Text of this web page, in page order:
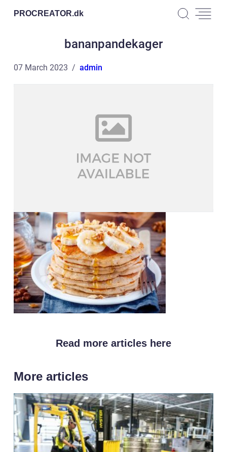
PROCREATOR.dk
bananpandekager
07 March 2023 admin
Read more articles here
More articles